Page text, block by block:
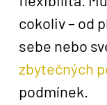
cokoliv – od
sebe nebo
zbytečných
podmínek.